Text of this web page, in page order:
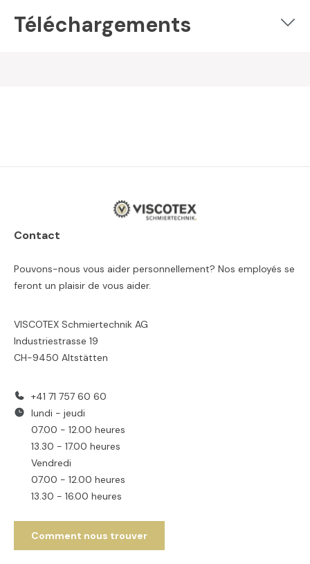
Téléchargements
Contact
Pouvons-nous vous aider personnellement? Nos employés se
feront un plaisir de vous aider.
VISCOTEX Schmiertechnik AG
Industriestrasse 19
CH-9450 Altstätten
+41 71 757 60 60
lundi - jeudi
07.00 - 12.00 heures
13.30 - 17.00 heures
Vendredi
07.00 - 12.00 heures
13.30 - 16.00 heures
Comment nous trouver